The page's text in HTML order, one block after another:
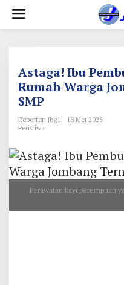
Astaga! Ibu
Rumah Warga
SMP
Reporter: Jbg1
18 Mei 2026
Peristiwa
Perawatan bayi perempuan